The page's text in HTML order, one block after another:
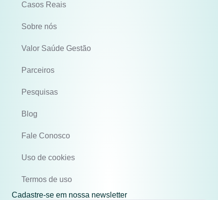
Casos Reais
Sobre nós
Valor Saúde Gestão
Parceiros
Pesquisas
Blog
Fale Conosco
Uso de cookies
Termos de uso
Cadastre-se em nossa newsletter